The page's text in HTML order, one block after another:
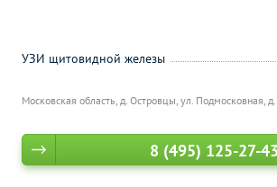
Московская область, д. Островцы, ул. Подмосковная,
УЗИ щитовидной железы
8 (495) 125-27-43